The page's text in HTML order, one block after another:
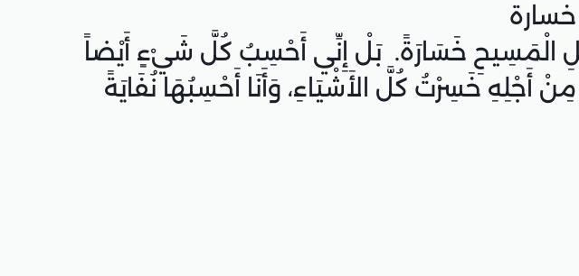
أَجْلِ الْمَسِيحِ خَسَارَةً. بَلْ إِنِّي أَحْسِبُ كُلَّ شَيْءٍ أَيْضاً
خَسِرْتُ كُلَّ الأَشْيَاءِ، وَأَنَا أَحْسِبُهَا نُفَايَةً